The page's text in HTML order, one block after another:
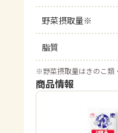
野菜摂取量※
脂質
※野菜摂取量はきのこ類
商品情報
「瀬